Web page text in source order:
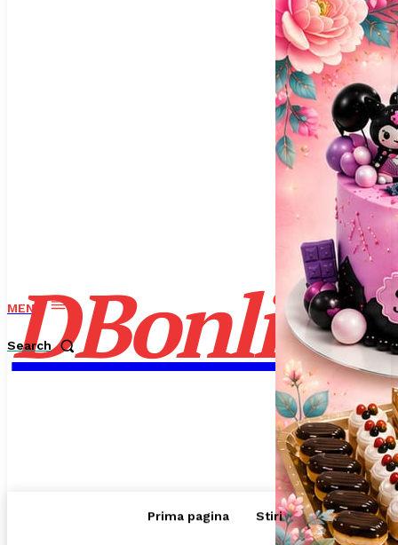
MENU
Search
DBonline.ro
Prima pagina Stiri